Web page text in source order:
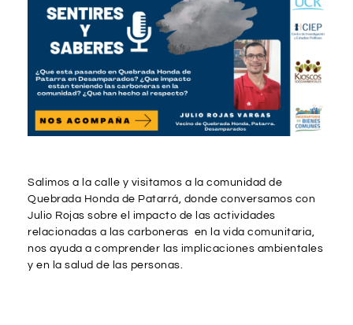
Salimos a la calle y visitamos a la comunidad de
Quebrada Honda de Patarrá, donde conversamos con
Julio Rojas sobre el impacto de las actividades
relacionadas a las carboneras en la vida comunitaria,
nos ayuda a comprender las implicaciones ambientales
y en la salud de las personas.